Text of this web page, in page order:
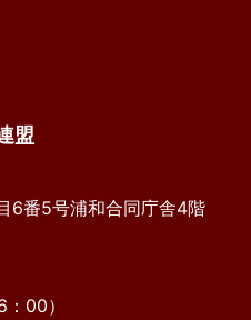
盟
6番5号浦和合同庁舎4階
00）